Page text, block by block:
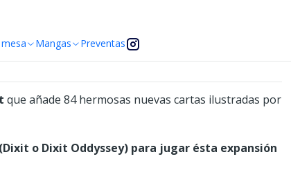
Mangas Preventas
que añade 84 hermosas nuevas cartas ilustradas por
o Dixit Oddyssey) para jugar ésta expansión